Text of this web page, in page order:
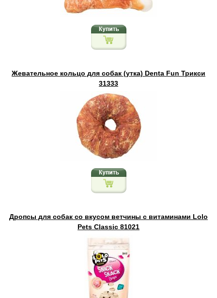
Жевательное кольцо для собак (утка) Denta Fun Трикси
31333
Дропсы для собак со вкусом ветчины с витаминами Lolo
Pets Classic 81021